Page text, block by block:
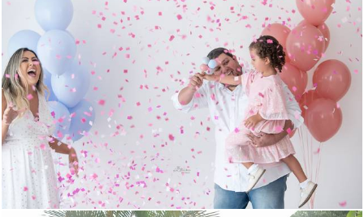
602 0